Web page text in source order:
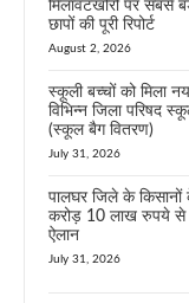
मिलावटखोरों पर सबसे
छापों की पूरी रिपोर्ट
August 2, 2026
स्कूली बच्चों को मिला
विभिन्न जिला परिषद
(स्कूल बैग वितरण)
July 31, 2026
पालघर जिले के किसानों
करोड़ 10 लाख रुपये से
ऐलान
July 31, 2026